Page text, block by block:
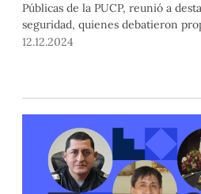
Públicas de la PUCP, reunió a
seguridad, quienes debatieron
reformas para reforzar la lucha
12.12.2024